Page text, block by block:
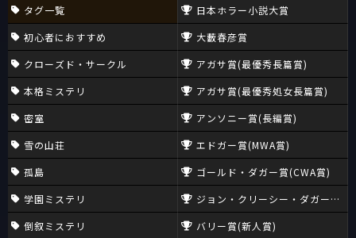
タグ一覧
初心者におすすめ
クローズド・サークル
本格ミステリ
密室
雪の山荘
孤島
学園ミステリ
倒叙ミステリ
日本ホラー小説大賞
大藪春彦賞
アガサ賞(最優秀長篇賞)
アガサ賞(最優秀処女長篇賞)
アンソニー賞(長編賞)
エドガー賞(MWA賞)
ゴールド・ダガー賞(CWA賞)
ジョン・クリーシー・ダガー賞
バリー賞(新人賞)